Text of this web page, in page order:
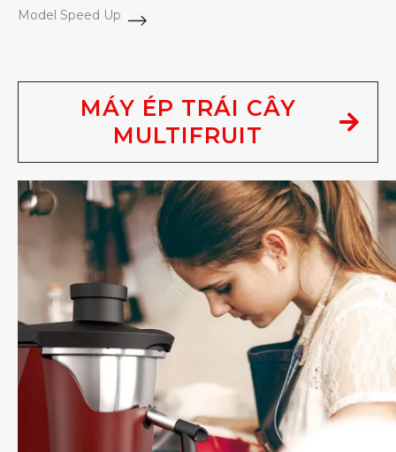
Model Speed Up
MÁY ÉP TRÁI CÂY
MULTIFRUIT